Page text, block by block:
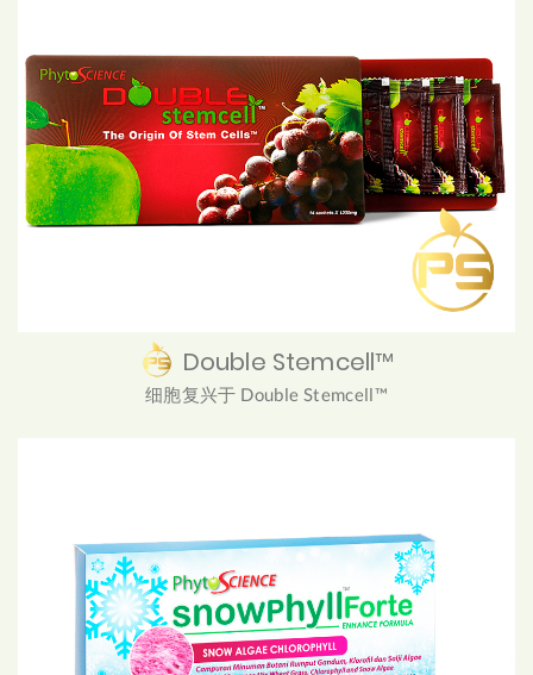
Double Stemcell™
细胞复兴于 Double Stemcell™